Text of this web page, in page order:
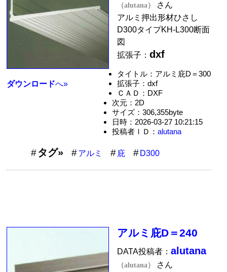
ダウンロードへ»
（alutana）
さん
アルミ押出形材ひさし
D300タイプKH-L300断面
図
拡張子：dxf
タイトル：アルミ庇D＝300
拡張子：dxf
ＣＡＤ：DXF
次元：2D
サイズ：306,355byte
日時：2026-03-27 10:21:15
投稿者ＩＤ： alutana
タグ» アルミ 庇 D300
アルミ庇D＝240
DATA投稿者：alutana
（alutana）
さん